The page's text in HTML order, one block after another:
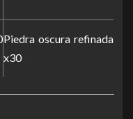
Piedra oscura refinada
x30